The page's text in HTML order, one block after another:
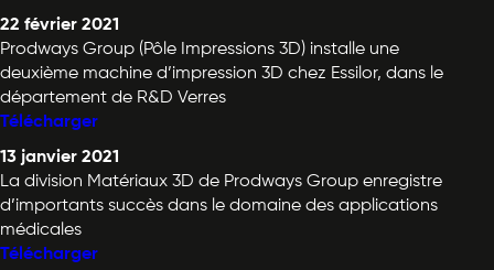
22 février 2021
Prodways Group (Pôle Impressions 3D) installe une
deuxième machine d’impression 3D chez Essilor, dans le
département de R&D Verres
Télécharger
13 janvier 2021
La division Matériaux 3D de Prodways Group enregistre
d’importants succès dans le domaine des applications
médicales
Télécharger